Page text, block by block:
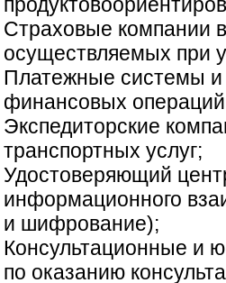
Страховые компании
осуществляемых при
Платежные системы и
финансовых
Экспедиторские
транспортных услуг;
Удостоверяющий
информационного
и шифрование);
Консультационные и
по оказанию